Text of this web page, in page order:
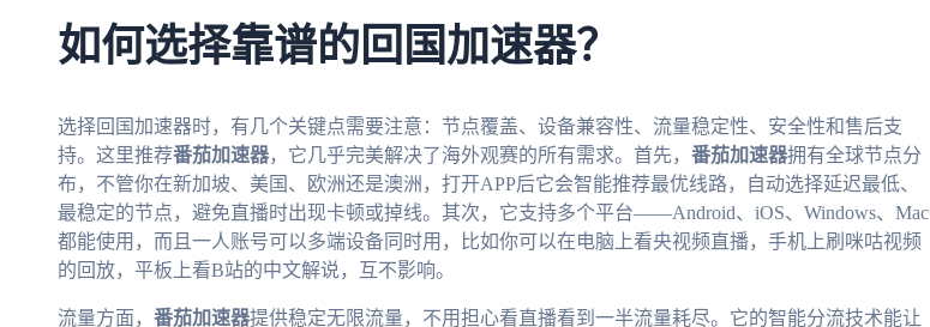
如何选择靠谱的回国加速器？
选择回国加速器时，有几个关键点需要注意：节点覆盖、设备兼容性、流量稳定性、安全性和售后支
持。这里推荐番茄加速器，它几乎完美解决了海外观赛的所有需求。首先， 番茄加速器拥有全球节点分
布，不管你在新加坡、美国、欧洲还是澳洲，打开APP后它会智能推荐最优线路，自动选择延迟最低、
最稳定的节点，避免直播时出现卡顿或掉线。其次，它支持多个平台——Android、iOS、Windows、Mac
都能使用，而且一人账号可以多端设备同时用，比如你可以在电脑上看央视频直播，手机上刷咪咕视频
的回放，平板上看B站的中文解说，互不影响。
流量方面， 番茄加速器提供稳定无限流量，不用担心看直播看到一半流量耗尽。它的智能分流技术能让